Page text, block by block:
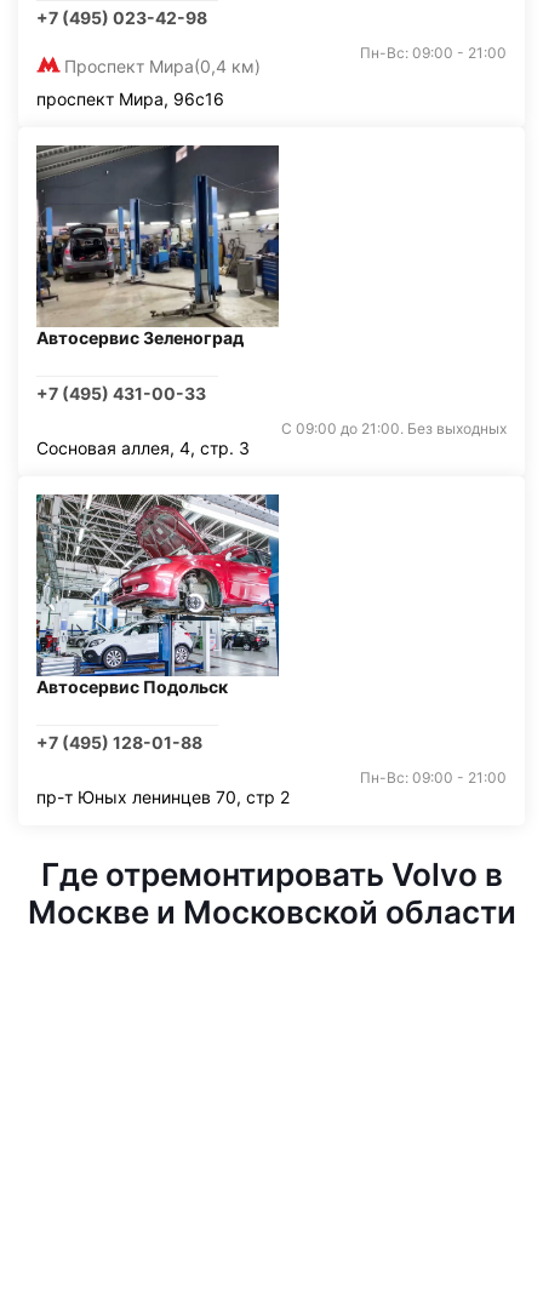
+7 (495) 023-42-98
Проспект Мира(0,4 км)
Пн-Вс: 09:00 - 21:00
проспект Мира, 96с16
Автосервис Зеленоград
+7 (495) 431-00-33
С 09:00 до 21:00. Без выходных
Сосновая аллея, 4, стр. 3
Автосервис Подольск
+7 (495) 128-01-88
Пн-Вс: 09:00 - 21:00
пр-т Юных ленинцев 70, стр 2
Где отремонтировать Volvo в
Москве и Московской области